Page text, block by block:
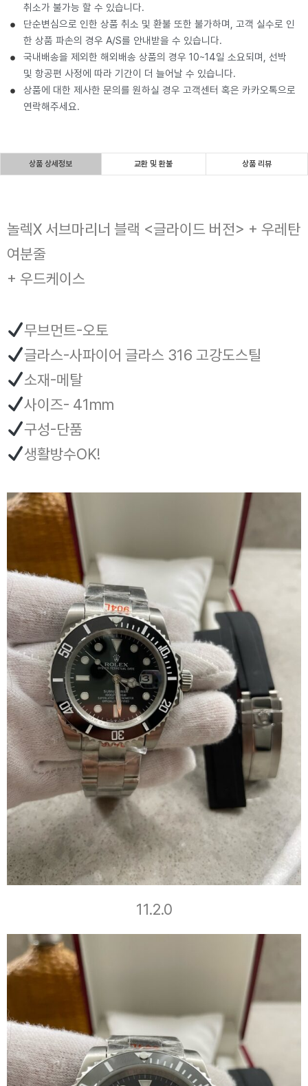
취소가 불가능 할 수 있습니다.
단순변심으로 인한 상품 취소 및 환불 또한 불가하며, 고객 실수로 인
한 상품 파손의 경우 A/S를 안내받을 수 있습니다.
국내배송을 제외한 해외배송 상품의 경우 10~14일 소요되며, 선박
및 항공편 사정에 따라 기간이 더 늘어날 수 있습니다.
상품에 대한 제사한 문의를 원하실 경우 고객센터 혹은 카카오톡으로
연락해주세요.
상품 상세정보 교환 및 환불 상품 리뷰
놀렉X 서브마리너 블랙 <글라이드 버전> + 우레탄
여분줄
+ 우드케이스
무브먼트-오토
글라스-사파이어 글라스 316 고강도스틸
소재-메탈
사이즈- 41mm
구성-단품
생활방수OK!
11.2.0